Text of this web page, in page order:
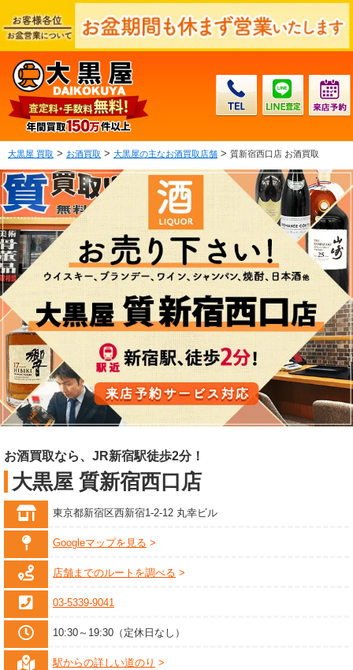
大黒屋 買取 > お酒買取 > 大黒屋の主なお酒買取店舗 > 質新宿西口店 お酒買取
お酒買取なら、JR新宿駅徒歩2分！
大黒屋 質新宿西口店
東京都新宿区西新宿1-2-12 丸幸ビル
Googleマップを見る
店舗までのルートを調べる
03-5339-9041
10:30～19:30（定休日なし）
駅からの詳しい道のり